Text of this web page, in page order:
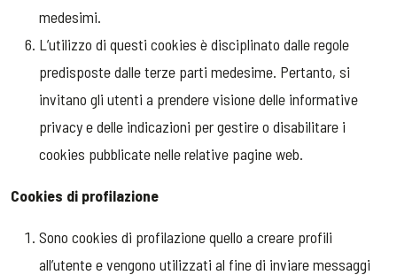
medesimi.
L’utilizzo di questi cookies è disciplinato dalle regole
predisposte dalle terze parti medesime. Pertanto, si
invitano gli utenti a prendere visione delle informative
privacy e delle indicazioni per gestire o disabilitare i
cookies pubblicate nelle relative pagine web.
Cookies di profilazione
Sono cookies di profilazione quello a creare profili
all’utente e vengono utilizzati al fine di inviare messaggi